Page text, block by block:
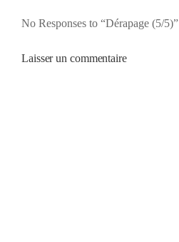
No Responses to “Dérapage (5/5)”
Laisser un commentaire